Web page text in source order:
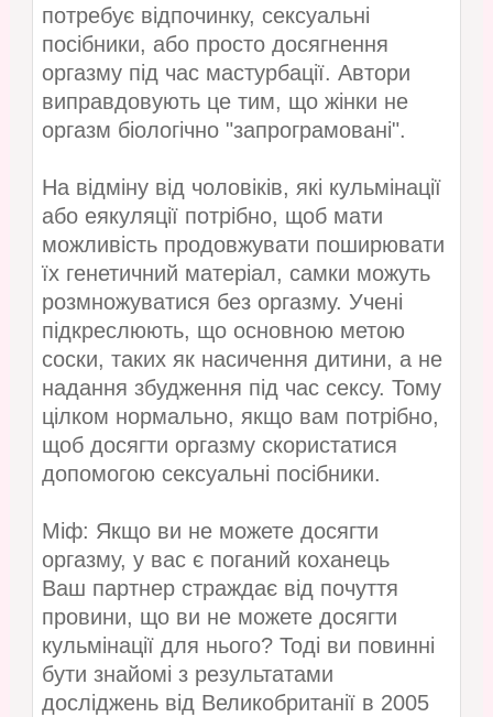
потребує відпочинку, сексуальні
посібники, або просто досягнення
оргазму під час мастурбації. Автори
виправдовують це тим, що жінки не
оргазм біологічно "запрограмовані".
На відміну від чоловіків, які кульмінації
або еякуляції потрібно, щоб мати
можливість продовжувати поширювати
їх генетичний матеріал, самки можуть
розмножуватися без оргазму. Учені
підкреслюють, що основною метою
соски, таких як насичення дитини, а не
надання збудження під час сексу. Тому
цілком нормально, якщо вам потрібно,
щоб досягти оргазму скористатися
допомогою сексуальні посібники.
Міф: Якщо ви не можете досягти
оргазму, у вас є поганий коханець
Ваш партнер страждає від почуття
провини, що ви не можете досягти
кульмінації для нього? Тоді ви повинні
бути знайомі з результатами
досліджень від Великобританії в 2005